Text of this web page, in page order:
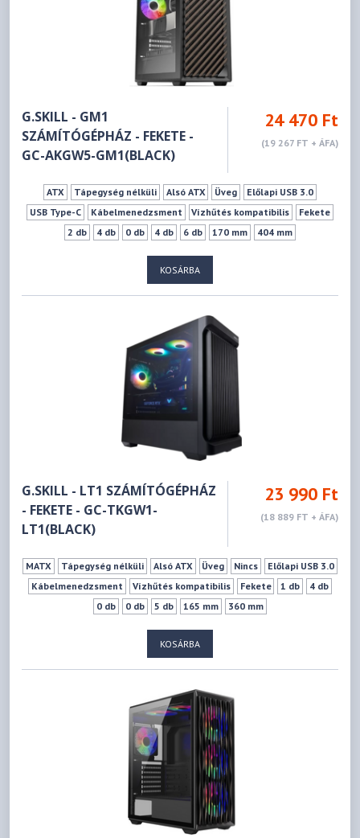
G.SKILL - GM1
SZÁMÍTÓGÉPHÁZ - FEKETE -
GC-AKGW5-GM1(BLACK)
24 470 Ft
(19 267 FT + ÁFA)
ATX Tápegység nélküli Alsó ATX Üveg
Előlapi USB 3.0
USB Type-C
Kábelmenedzsment Vízhűtés kompatibilis
Fekete
2 db
4 db 0 db 4 db 6 db 170 mm 404 mm
KOSÁRBA
G.SKILL - LT1 SZÁMÍTÓGÉPHÁZ
- FEKETE - GC-TKGW1-
LT1(BLACK)
23 990 Ft
(18 889 FT + ÁFA)
MATX Tápegység nélküli Alsó ATX Üveg Nincs
Előlapi USB 3.0
Kábelmenedzsment
Vízhűtés kompatibilis Fekete 1 db
4 db
0 db
0 db 5 db 165 mm 360 mm
KOSÁRBA